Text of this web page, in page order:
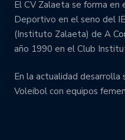
El CV Zalaeta se forma en
Deportivo en el seno del
(Instituto Zalaeta) de A
año 1990 en el Club
En la actualidad
Voleibol con equipos